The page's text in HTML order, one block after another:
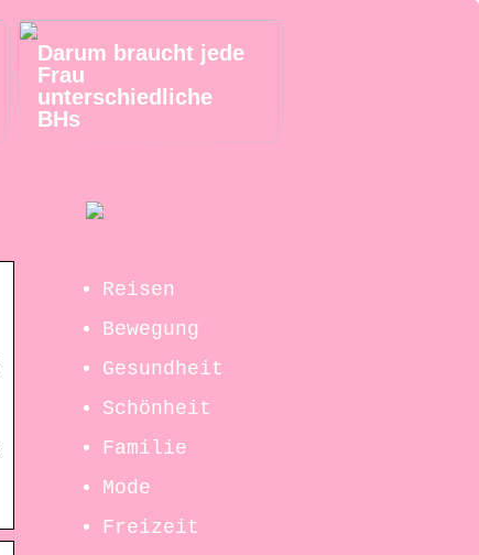
Darum braucht jede
Frau
unterschiedliche
BHs
Reisen
Bewegung
Gesundheit
Schönheit
Familie
Mode
Freizeit